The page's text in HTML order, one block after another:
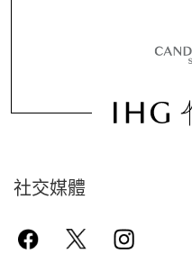
社交媒體